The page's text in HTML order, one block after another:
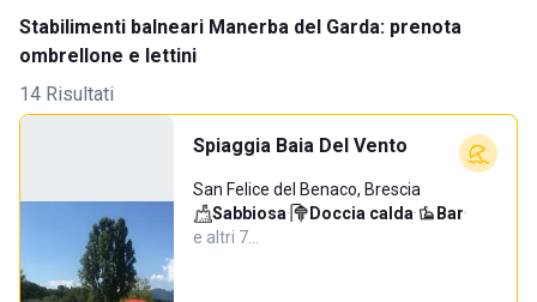
Stabilimenti balneari Manerba del Garda: prenota
ombrellone e lettini
14 Risultati
Spiaggia Baia Del Vento
San Felice del Benaco, Brescia
Sabbiosa· Doccia calda· Bar·
e altri 7…